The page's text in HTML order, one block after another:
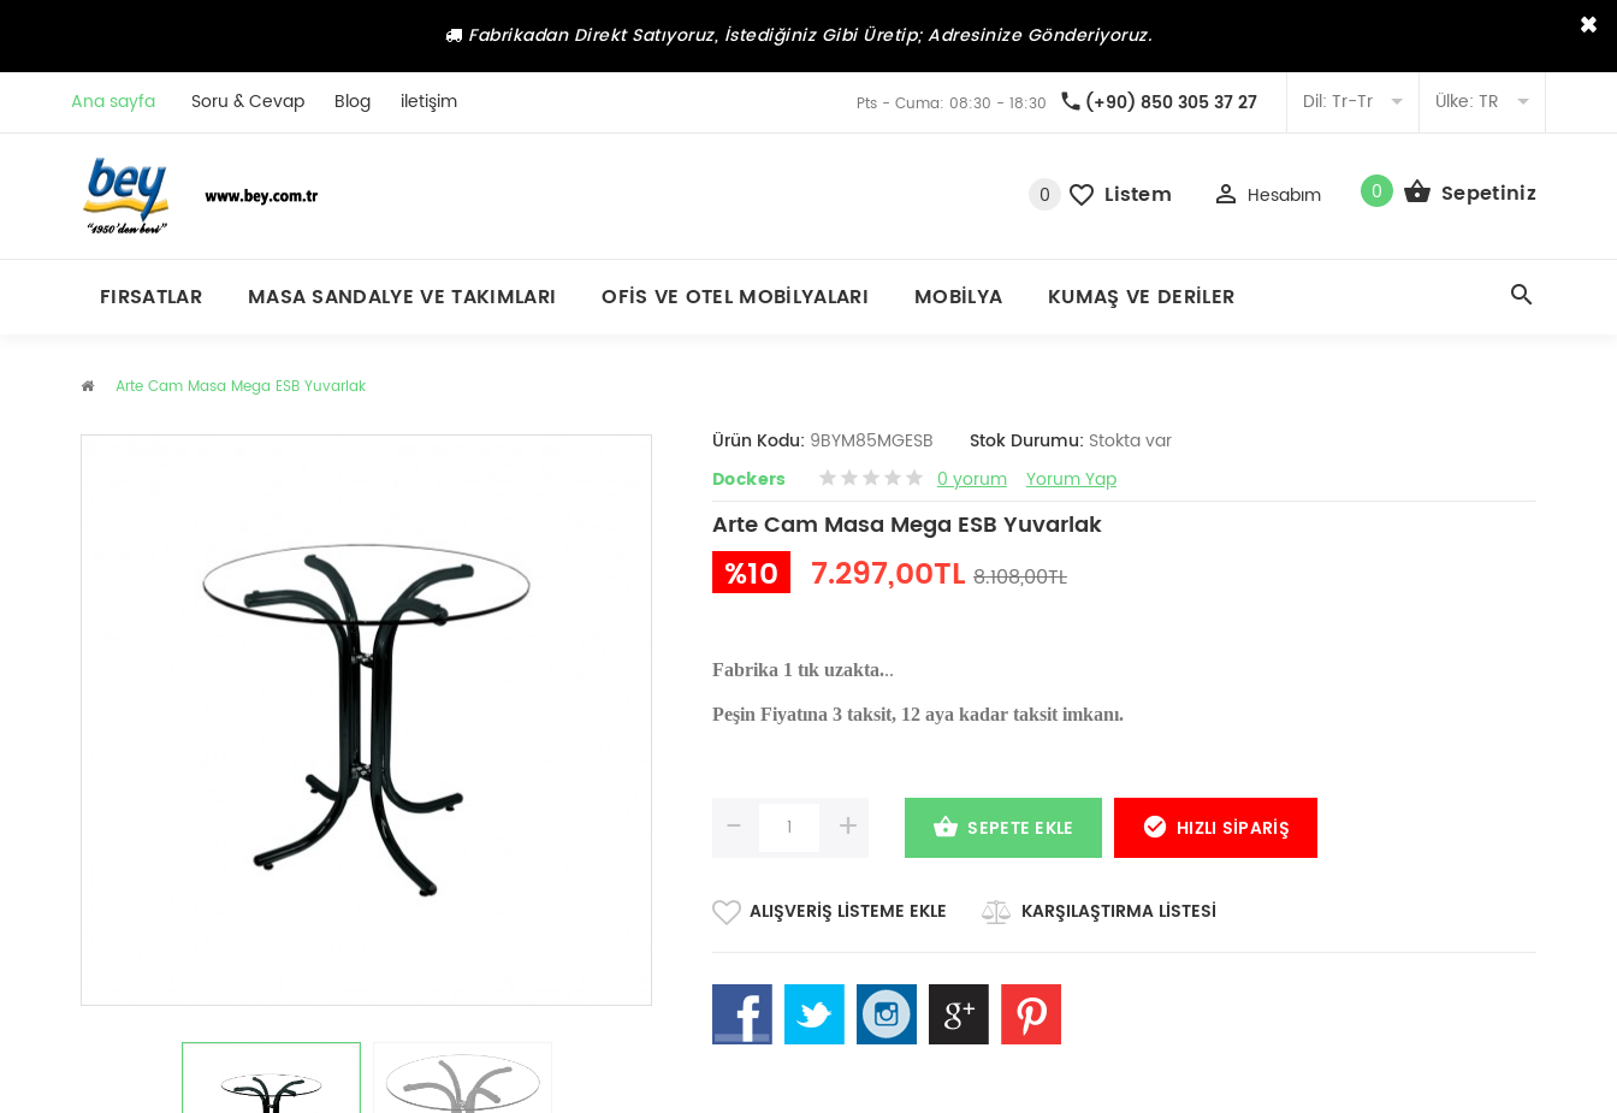
×
Fabrikadan Direkt Satıyoruz, İstediğiniz Gibi Üretip; Adresinize Gönderiyoruz.
Ana sayfa Soru & Cevap Blog iletişim (+90) 850 305 37 27
Pts - Cuma: 08:30 - 18:30 Dil: Tr-Tr Ülke: TR
0 Listem Hesabım 0 Sepetiniz
FIRSATLAR MASA SANDALYE VE TAKIMLARI OFIS VE OTEL MOBILYALARI MOBILYA KUMAŞ VE DERILER
Arte Cam Masa Mega ESB Yuvarlak
Ürün Kodu: 9BYM85MGESB Stok Durumu: Stokta var
Dockers
0 yorum Yorum Yap
Arte Cam Masa Mega ESB Yuvarlak
%10 7.297,00TL 8.108,00TL
Fabrika 1 tık uzakta...
Peşin Fiyatına 3 taksit, 12 aya kadar taksit imkanı.
- + SEPETE EKLE HIZLI SIPARIŞ
ALIŞVERIŞ LISTEME EKLE KARŞILAŞTIRMA LISTESI